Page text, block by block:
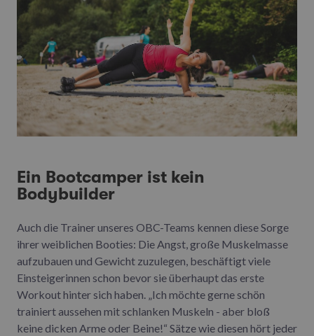
Ein Bootcamper ist kein
Bodybuilder
Auch die Trainer unseres OBC-Teams kennen diese Sorge
ihrer weiblichen Booties: Die Angst, große Muskelmasse
aufzubauen und Gewicht zuzulegen, beschäftigt viele
Einsteigerinnen schon bevor sie überhaupt das erste
Workout hinter sich haben. „Ich möchte gerne schön
trainiert aussehen mit schlanken Muskeln - aber bloß
keine dicken Arme oder Beine!“ Sätze wie diesen hört jeder